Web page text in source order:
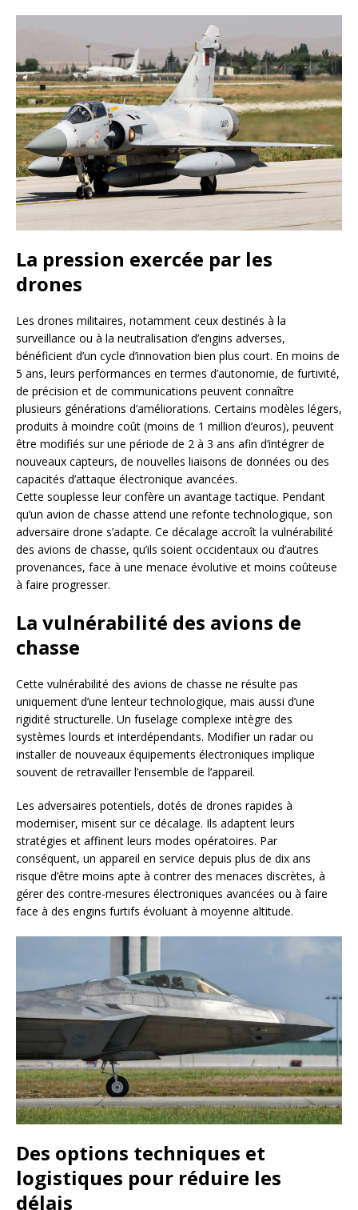
La pression exercée par les
drones
Les drones militaires, notamment ceux destinés à la
surveillance ou à la neutralisation d’engins adverses,
bénéficient d’un cycle d’innovation bien plus court. En moins de
5 ans, leurs performances en termes d’autonomie, de furtivité,
de précision et de communications peuvent connaître
plusieurs générations d’améliorations. Certains modèles légers,
produits à moindre coût (moins de 1 million d’euros), peuvent
être modifiés sur une période de 2 à 3 ans afin d’intégrer de
nouveaux capteurs, de nouvelles liaisons de données ou des
capacités d’attaque électronique avancées.
Cette souplesse leur confère un avantage tactique. Pendant
qu’un avion de chasse attend une refonte technologique, son
adversaire drone s’adapte. Ce décalage accroît la vulnérabilité
des avions de chasse, qu’ils soient occidentaux ou d’autres
provenances, face à une menace évolutive et moins coûteuse
à faire progresser.
La vulnérabilité des avions de
chasse
Cette vulnérabilité des avions de chasse ne résulte pas
uniquement d’une lenteur technologique, mais aussi d’une
rigidité structurelle. Un fuselage complexe intègre des
systèmes lourds et interdépendants. Modifier un radar ou
installer de nouveaux équipements électroniques implique
souvent de retravailler l’ensemble de l’appareil.
Les adversaires potentiels, dotés de drones rapides à
moderniser, misent sur ce décalage. Ils adaptent leurs
stratégies et affinent leurs modes opératoires. Par
conséquent, un appareil en service depuis plus de dix ans
risque d’être moins apte à contrer des menaces discrètes, à
gérer des contre-mesures électroniques avancées ou à faire
face à des engins furtifs évoluant à moyenne altitude.
Des options techniques et
logistiques pour réduire les
délais